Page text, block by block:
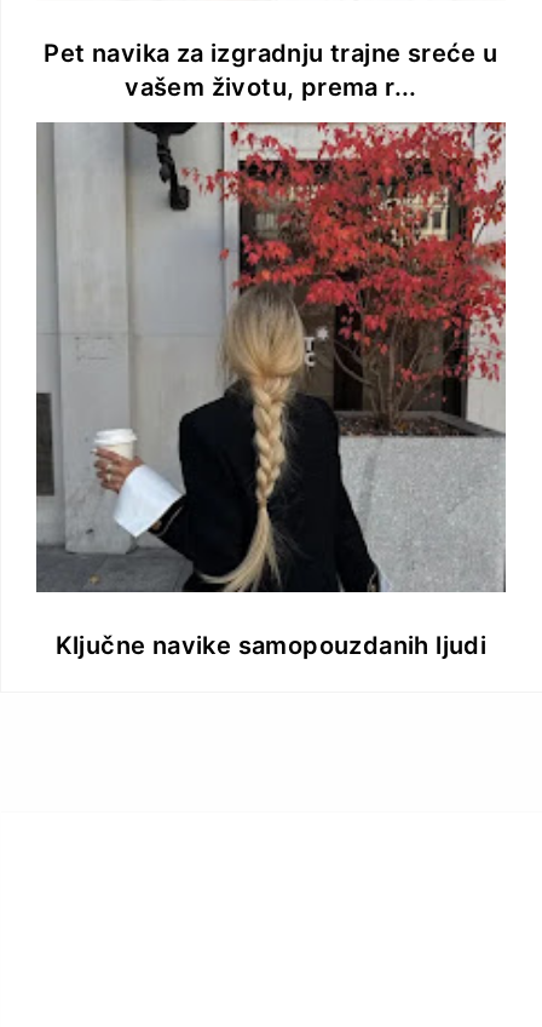
Pet navika za izgradnju trajne sreće u
vašem životu, prema r...
Ključne navike samopouzdanih ljudi